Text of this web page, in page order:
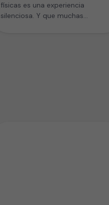
físicas es una experiencia
silenciosa. Y que muchas